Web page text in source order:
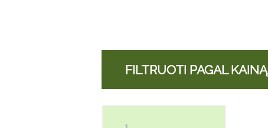
FILTRUOTI PAGAL KAINĄ